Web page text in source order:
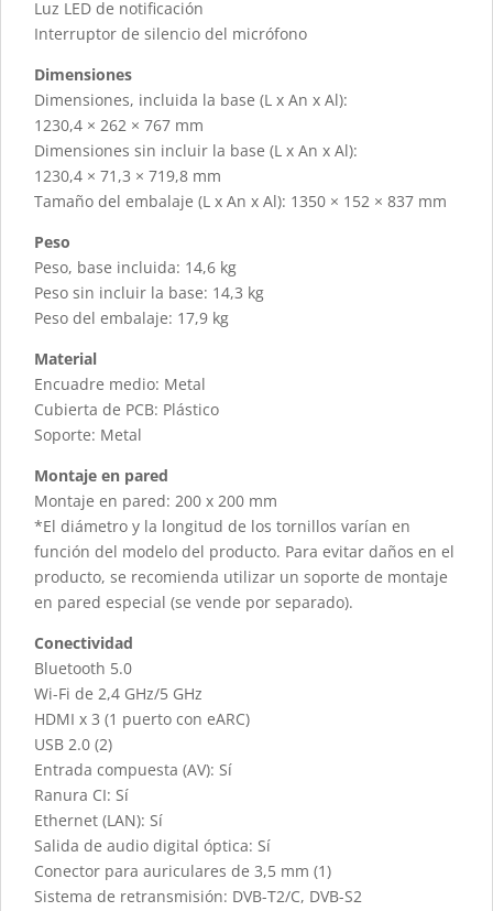
Luz LED de notificación
Interruptor de silencio del micrófono
Dimensiones
Dimensiones, incluida la base (L x An x Al):
1230,4 × 262 × 767 mm
Dimensiones sin incluir la base (L x An x Al):
1230,4 × 71,3 × 719,8 mm
Tamaño del embalaje (L x An x Al): 1350 × 152 × 837 mm
Peso
Peso, base incluida: 14,6 kg
Peso sin incluir la base: 14,3 kg
Peso del embalaje: 17,9 kg
Material
Encuadre medio: Metal
Cubierta de PCB: Plástico
Soporte: Metal
Montaje en pared
Montaje en pared: 200 x 200 mm
*El diámetro y la longitud de los tornillos varían en
función del modelo del producto. Para evitar daños en el
producto, se recomienda utilizar un soporte de montaje
en pared especial (se vende por separado).
Conectividad
Bluetooth 5.0
Wi-Fi de 2,4 GHz/5 GHz
HDMI x 3 (1 puerto con eARC)
USB 2.0 (2)
Entrada compuesta (AV): Sí
Ranura CI: Sí
Ethernet (LAN): Sí
Salida de audio digital óptica: Sí
Conector para auriculares de 3,5 mm (1)
Sistema de retransmisión: DVB-T2/C, DVB-S2